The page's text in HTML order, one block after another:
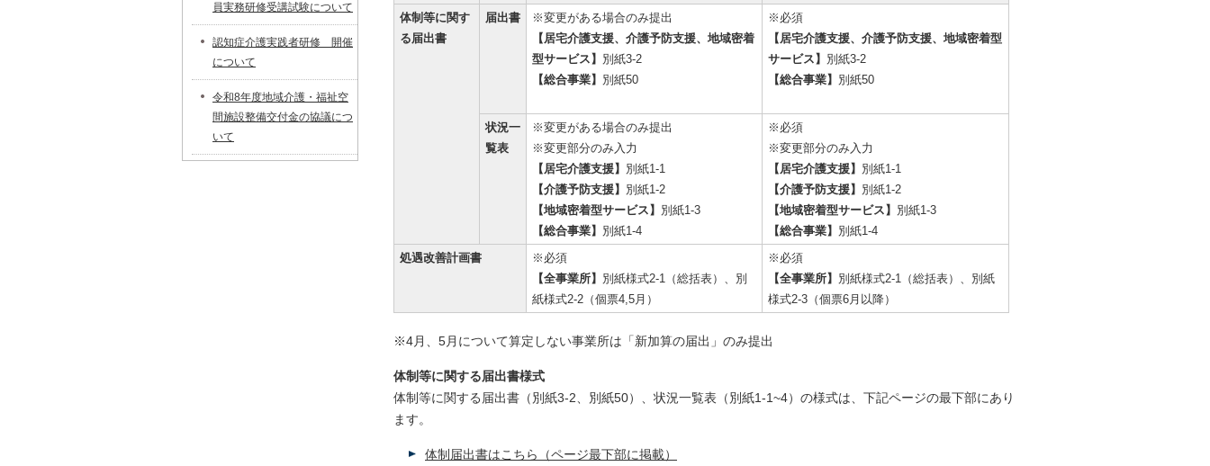
体制等に関す
る届出書
届出書
※変更がある場合のみ提出
【居宅介護支援、介護予防支援、地域密着
型サービス】 別紙3-2
【総合事業】 別紙50
※必須
【居宅介護支援、介護予防支援、地域密着型
サービス】 別紙3-2
【総合事業】 別紙50
状況一
覧表
※変更がある場合のみ提出
※変更部分のみ入力
【居宅介護支援】 別紙1-1
【介護予防支援】 別紙1-2
【地域密着型サービス】 別紙1-3
【総合事業】 別紙1-4
※必須
※変更部分のみ入力
【居宅介護支援】 別紙1-1
【介護予防支援】 別紙1-2
【地域密着型サービス】 別紙1-3
【総合事業】 別紙1-4
処遇改善計画書
※必須
【全事業所】 別紙様式2-1（総括表）、別
紙様式2-2（個票4,5月）
※必須
【全事業所】 別紙様式2-1（総括表）、別紙
様式2-3（個票6月以降）
※4月、5月について算定しない事業所は「新加算の届出」のみ提出
体制等に関する届出書様式
体制等に関する届出書（別紙3-2、別紙50）、状況一覧表（別紙1-1~4）の様式は、下記ページの最下部にあり
ます。
体制届出書はこちら（ページ最下部に掲載）
員実務研修受講試験について
認知症介護実践者研修 開催
について
令和8年度地域介護・福祉空
間施設整備交付金の協議につ
いて